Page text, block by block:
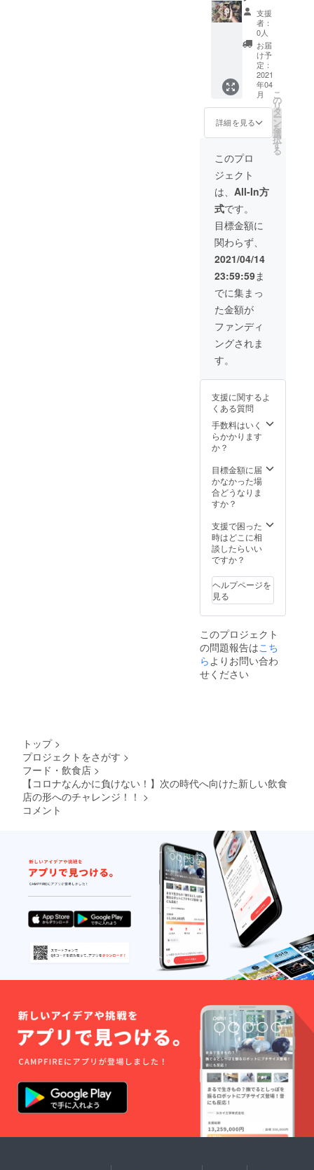
ご購入
頂きま
した
方、 以
MAHAL
Oでのご
飲食は
一切お
代は頂
きませ
ん。 ※
店舗の
メ
ニュー
内のご
注文に
限り。
※リター
ン適応
最大2名
様ま
で。 ※
お店が
存続す
る限り
何度で
も有
効。 ☆
店舗一
日貸し
食含
取締役
三名が
直接、
ご挨拶
いたし
※最大利
用人数
30名様
まで
Oの食べ
飲み放
題をご
準備い
す。
支援
者：
0人
お届
け予
定：
2021
年04
月
詳細を見る
こ
の
リ
タ
ー
ン
を
選
択
す
る
このプロ
ジェクト
は、 All-In方
式です。
目標金額に
関わらず、
2021/04/14
23:59:59ま
でに集まっ
た金額が
ファンディ
ングされま
す。
支援に関するよ
くある質問
手数料はいく
らかかります
か？
目標金額に届
かなかった場
合どうなりま
すか？
支援で困った
時はどこに相
談したらいい
ですか？
ヘルプページを
見る
このプロジェクト
の問題報告はこち
ら よりお問い合わ
せください
トップ >
プロジェクトをさがす >
フード・飲食店 >
【コロナなんかに負けない！】次の時代へ向けた新しい飲食
店の形へのチャレンジ！！ >
コメント